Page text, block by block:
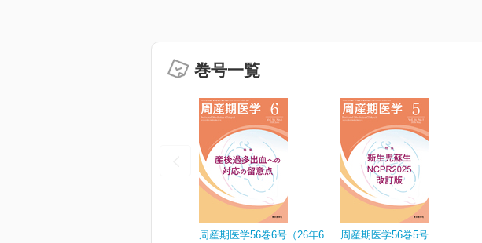
巻号一覧
周産期医学56巻6号（26年6
周産期医学56巻5号